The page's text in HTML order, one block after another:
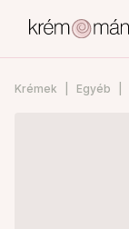
Krémek Egyéb